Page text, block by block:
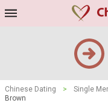
Chinese Dating > Single
Brown